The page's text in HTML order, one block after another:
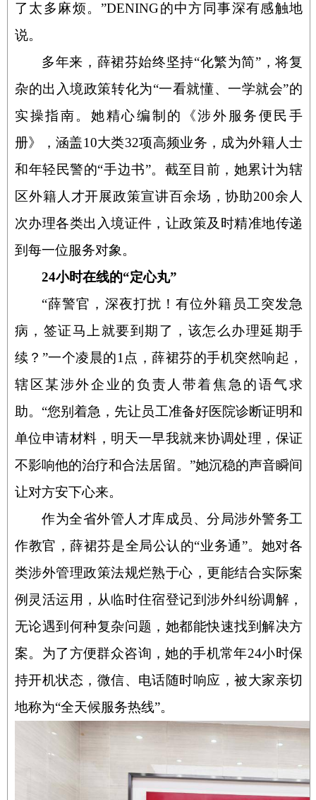
了太多麻烦。”DENING的中方同事深有感触地
说。
多年来，薛裙芬始终坚持“化繁为简”，将复
杂的出入境政策转化为“一看就懂、一学就会”的
实操指南。她精心编制的《涉外服务便民手
册》，涵盖10大类32项高频业务，成为外籍人士
和年轻民警的“手边书”。截至目前，她累计为辖
区外籍人才开展政策宣讲百余场，协助200余人
次办理各类出入境证件，让政策及时精准地传递
到每一位服务对象。
24小时在线的“定心丸”
“薛警官，深夜打扰！有位外籍员工突发急
病，签证马上就要到期了，该怎么办理延期手
续？”一个凌晨的1点，薛裙芬的手机突然响起，
辖区某涉外企业的负责人带着焦急的语气求
助。“您别着急，先让员工准备好医院诊断证明和
单位申请材料，明天一早我就来协调处理，保证
不影响他的治疗和合法居留。”她沉稳的声音瞬间
让对方安下心来。
作为全省外管人才库成员、分局涉外警务工
作教官，薛裙芬是全局公认的“业务通”。她对各
类涉外管理政策法规烂熟于心，更能结合实际案
例灵活运用，从临时住宿登记到涉外纠纷调解，
无论遇到何种复杂问题，她都能快速找到解决方
案。为了方便群众咨询，她的手机常年24小时保
持开机状态，微信、电话随时响应，被大家亲切
地称为“全天候服务热线”。